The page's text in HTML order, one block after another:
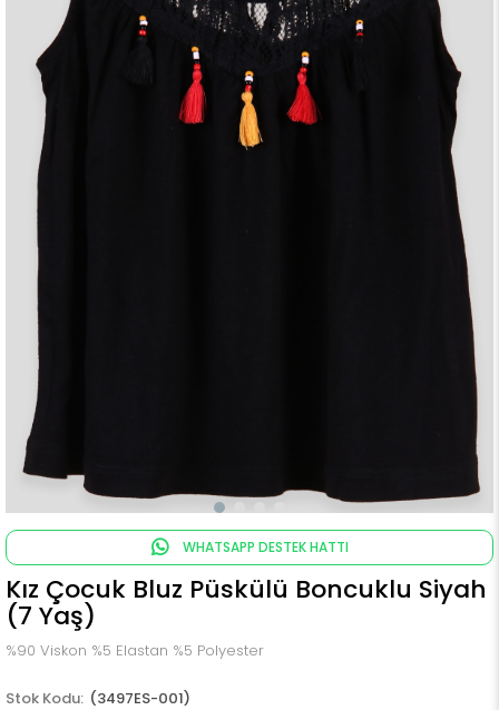
WHATSAPP DESTEK HATTI
Kız Çocuk Bluz Püskülü Boncuklu Siyah
(7 Yaş)
%90 Viskon %5 Elastan %5 Polyester
(3497ES-001)